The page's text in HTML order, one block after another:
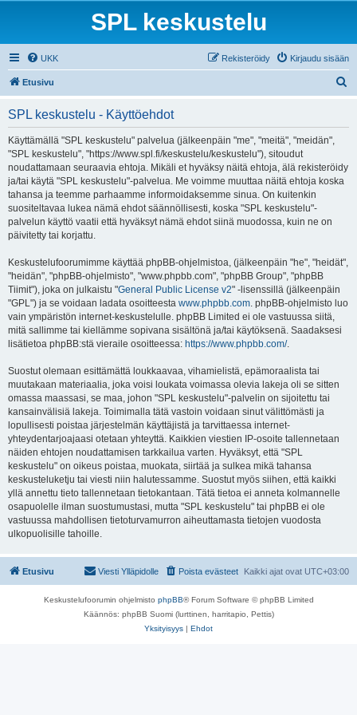
SPL keskustelu
UKK Kirjaudu sisään
Rekisteröidy
Etusivu
SPL keskustelu - Käyttöehdot
Käyttämällä "SPL keskustelu" palvelua (jälkeenpäin "me", "meitä", "meidän",
"SPL keskustelu", "https://www.spl.fi/keskustelu/keskustelu"), sitoudut
noudattamaan seuraavia ehtoja. Mikäli et hyväksy näitä ehtoja, älä rekisteröidy
ja/tai käytä "SPL keskustelu"-palvelua. Me voimme muuttaa näitä ehtoja koska
tahansa ja teemme parhaamme informoidaksemme sinua. On kuitenkin
suositeltavaa lukea nämä ehdot säännöllisesti, koska "SPL keskustelu"-
palvelun käyttö vaatii että hyväksyt nämä ehdot siinä muodossa, kuin ne on
päivitetty tai korjattu.
Keskustelufoorumimme käyttää phpBB-ohjelmistoa, (jälkeenpäin "he", "heidät",
"heidän", "phpBB-ohjelmisto", "www.phpbb.com", "phpBB Group", "phpBB
Tiimit"), joka on julkaistu "General Public License v2" -lisenssillä (jälkeenpäin
"GPL") ja se voidaan ladata osoitteesta www.phpbb.com. phpBB-ohjelmisto luo
vain ympäristön internet-keskustelulle. phpBB Limited ei ole vastuussa siitä,
mitä sallimme tai kiellämme sopivana sisältönä ja/tai käytöksenä. Saadaksesi
lisätietoa phpBB:stä vieraile osoitteessa: https://www.phpbb.com/.
Suostut olemaan esittämättä loukkaavaa, vihamielistä, epämoraalista tai
muutakaan materiaalia, joka voisi loukata voimassa olevia lakeja oli se sitten
omassa maassasi, se maa, johon "SPL keskustelu"-palvelin on sijoitettu tai
kansainvälisiä lakeja. Toimimalla tätä vastoin voidaan sinut välittömästi ja
lopullisesti poistaa järjestelmän käyttäjistä ja tarvittaessa internet-
yhteydentarjoajaasi otetaan yhteyttä. Kaikkien viestien IP-osoite tallennetaan
näiden ehtojen noudattamisen tarkkailua varten. Hyväksyt, että "SPL
keskustelu" on oikeus poistaa, muokata, siirtää ja sulkea mikä tahansa
keskusteluketju tai viesti niin halutessamme. Suostut myös siihen, että kaikki
yllä annettu tieto tallennetaan tietokantaan. Tätä tietoa ei anneta kolmannelle
osapuolelle ilman suostumustasi, mutta "SPL keskustelu" tai phpBB ei ole
vastuussa mahdollisen tietoturvamurron aiheuttamasta tietojen vuodosta
ulkopuolisille tahoille.
Etusivu Kaikki ajat ovat UTC+03:00
Poista evästeet
Viesti Ylläpidolle
Keskustelufoorumin ohjelmisto phpBB® Forum Software © phpBB Limited
Käännös: phpBB Suomi (lurttinen, harritapio, Pettis)
Yksityisyys | Ehdot